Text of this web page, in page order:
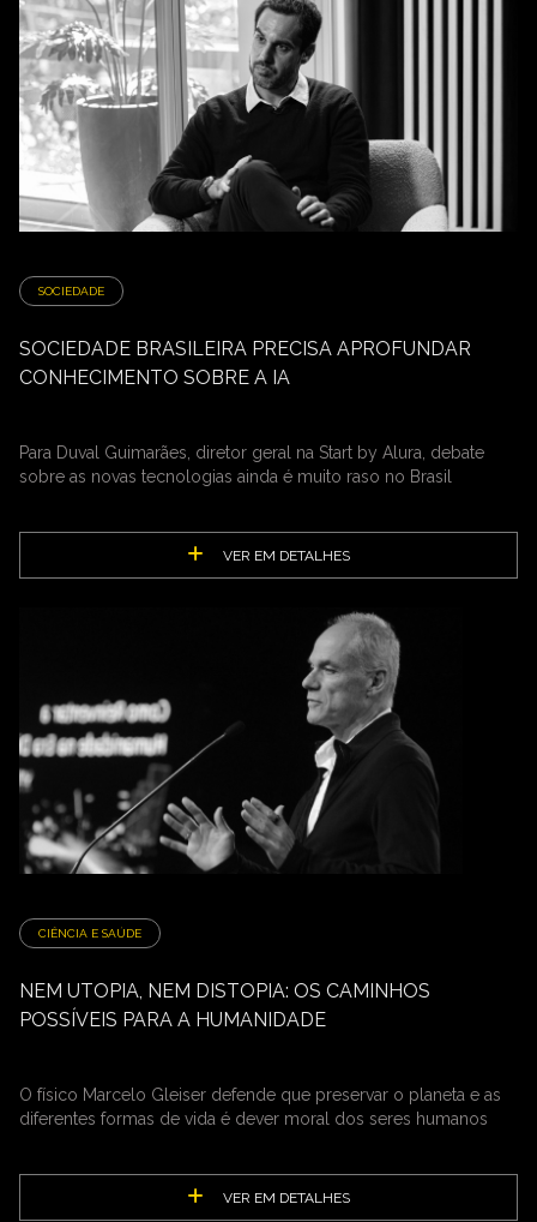
SOCIEDADE
SOCIEDADE BRASILEIRA PRECISA APROFUNDAR
CONHECIMENTO SOBRE A IA
Para Duval Guimarães, diretor geral na Start by Alura, debate
sobre as novas tecnologias ainda é muito raso no Brasil
VER EM DETALHES
CIÊNCIA E SAÚDE
NEM UTOPIA, NEM DISTOPIA: OS CAMINHOS
POSSÍVEIS PARA A HUMANIDADE
O físico Marcelo Gleiser defende que preservar o planeta e as
diferentes formas de vida é dever moral dos seres humanos
VER EM DETALHES